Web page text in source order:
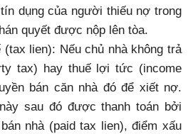
dụng của người thiếu nợ trong
quyết được nộp lên tòa.
lien): Nếu chủ nhà không trả
tax) hay thuế lợi tức (income
bán căn nhà đó để xiết nợ.
sau đó được thanh toán bởi
nhà (paid tax lien), điểm xấu